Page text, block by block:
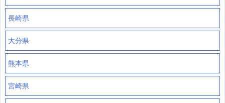
長崎県
大分県
熊本県
宮崎県